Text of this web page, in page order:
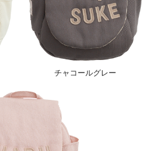
チャコールグレー